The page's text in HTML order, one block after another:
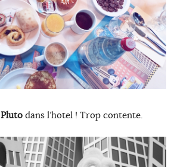
Plutodans l’hotel ! Trop contente.